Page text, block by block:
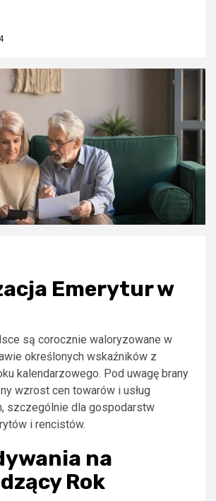
Emerytur w
są corocznie waloryzowane w
określonych wskaźników z
kalendarzowego. Pod uwagę brany
wzrost cen towarów i usług
szczególnie dla gospodarstw
i rencistów.
na
Rok